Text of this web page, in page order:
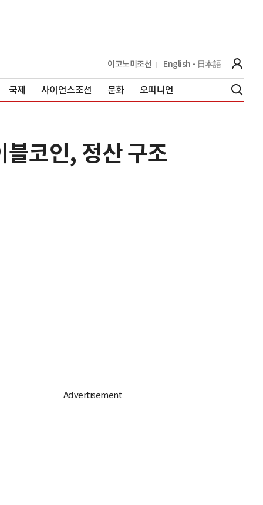
이코노미조선 English 日本語
국제 사이언스조선 문화 오피니언
코인, 정산 구조